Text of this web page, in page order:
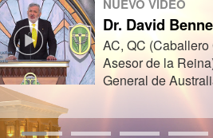
NUEVO VIDEO
Dr. David
AC, QC
Asesor de la
General de